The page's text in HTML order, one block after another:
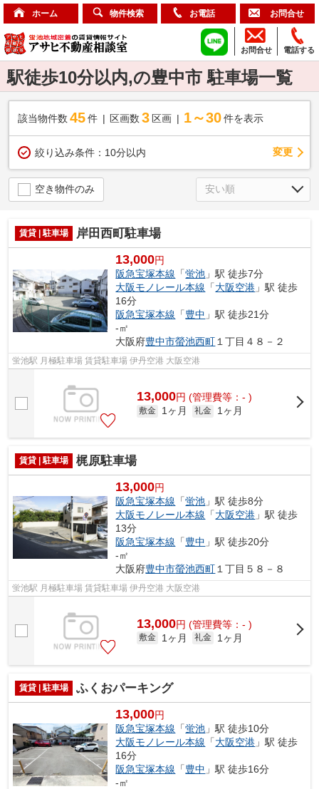
ホーム 物件検索 お電話 お問合せ
電話する
お問合せ
駅徒歩10分以内,の豊中市 駐車場一覧
該当物件数 45件 区画数 3 区画 1～30 件を表示
絞り込み条件： 10分以内 変更
空き物件のみ
賃貸 | 駐車場 岸田西町駐車場
13,000円
阪急宝塚本線 「蛍池 」駅 徒歩7分
大阪モノレール本線 「大阪空港 」駅 徒歩
16分
阪急宝塚本線 「豊中 」駅 徒歩21分
-㎡
大阪府豊中市螢池西町 １丁目４８－２
蛍池駅 月極駐車場 賃貸駐車場 伊丹空港 大阪空港
13,000円 (管理費等：- )
敷金 1ヶ月 礼金 1ヶ月
賃貸 | 駐車場 梶原駐車場
13,000円
阪急宝塚本線 「蛍池 」駅 徒歩8分
大阪モノレール本線 「大阪空港 」駅 徒歩
13分
阪急宝塚本線 「豊中 」駅 徒歩20分
-㎡
大阪府豊中市螢池西町 １丁目５８－８
蛍池駅 月極駐車場 賃貸駐車場 伊丹空港 大阪空港
13,000円 (管理費等：- )
敷金 1ヶ月 礼金 1ヶ月
賃貸 | 駐車場 ふくおパーキング
13,000円
阪急宝塚本線 「蛍池 」駅 徒歩10分
大阪モノレール本線 「大阪空港 」駅 徒歩
16分
阪急宝塚本線 「豊中 」駅 徒歩16分
-㎡